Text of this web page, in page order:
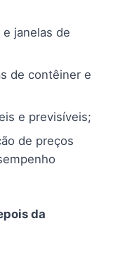
janelas de
de contêiner e
e previsíveis;
de preços
da